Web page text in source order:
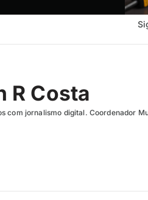
R Costa
com jornalismo digital. Coordenador